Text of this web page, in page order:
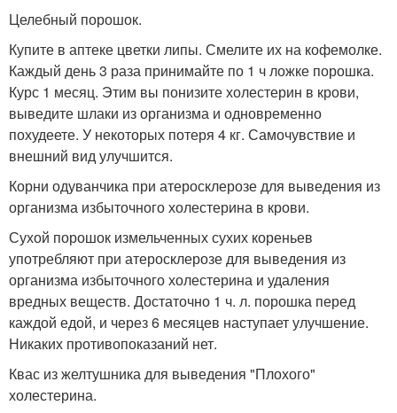
Целебный порошок.
Купите в аптеке цветки липы. Смелите их на кофемолке.
Каждый день 3 раза принимайте по 1 ч ложке порошка.
Курс 1 месяц. Этим вы понизите холестерин в крови,
выведите шлаки из организма и одновременно
похудеете. У некоторых потеря 4 кг. Самочувствие и
внешний вид улучшится.
Корни одуванчика при атеросклерозе для выведения из
организма избыточного холестерина в крови.
Сухой порошок измельченных сухих кореньев
употребляют при атеросклерозе для выведения из
организма избыточного холестерина и удаления
вредных веществ. Достаточно 1 ч. л. порошка перед
каждой едой, и через 6 месяцев наступает улучшение.
Никаких противопоказаний нет.
Квас из желтушника для выведения "Плохого"
холестерина.